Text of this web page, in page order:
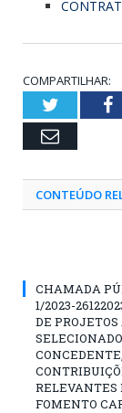
COMPARTILHAR:
Twitter
Email
CONTEÚDO
CHAMADA
1/2023-
DE
RELEVANTES
FOMENTO